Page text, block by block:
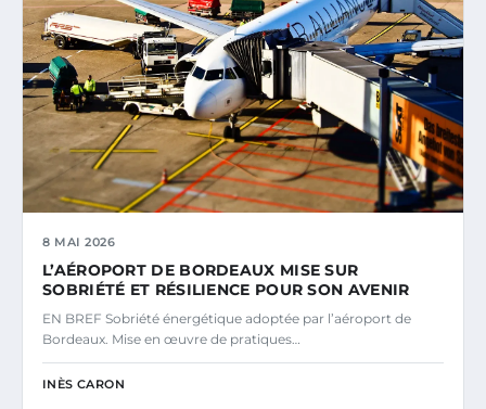
8 MAI 2026
L’AÉROPORT DE BORDEAUX MISE SUR
SOBRIÉTÉ ET RÉSILIENCE POUR SON AVENIR
EN BREF Sobriété énergétique adoptée par l’aéroport de
Bordeaux. Mise en œuvre de pratiques…
INÈS CARON